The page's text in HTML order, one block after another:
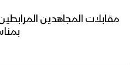
مقابلات المجاهدين